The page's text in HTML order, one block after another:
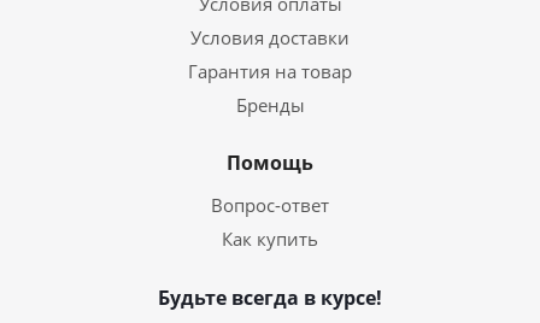
Условия доставки
Гарантия на товар
Бренды
Помощь
Вопрос-ответ
Как купить
Будьте всегда в курсе!